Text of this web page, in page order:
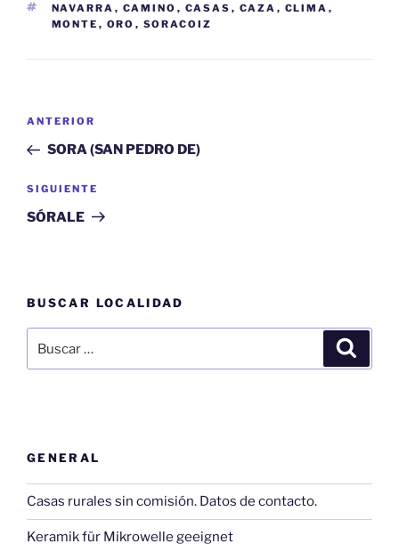
ETIQUETAS
NAVARRA , CAMINO , CASAS , CAZA , CLIMA ,
MONTE , ORO , SORACOIZ
Navegación
entradas
Entrada
anterior:
ANTERIOR
SORA (SAN PEDRO DE)
Siguiente
entrada
SIGUIENTE
SÓRALE
BUSCAR LOCALIDAD
por:
GENERAL
Casas rurales sin comisión. Datos de contacto.
Keramik für Mikrowelle geeignet